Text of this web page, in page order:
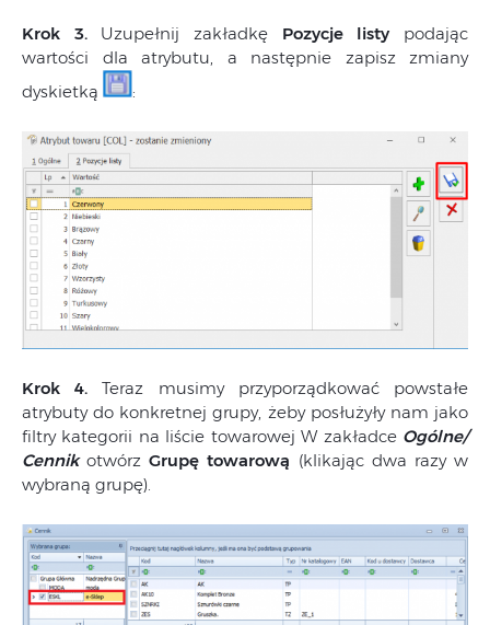
Krok 3.Uzupełnij zakładkę Pozycje listy podając
wartości dla atrybutu, a następnie zapisz zmiany
dyskietką
:
Krok 4. Teraz musimy przyporządkować powstałe
atrybuty do konkretnej grupy, żeby posłużyły nam jako
filtry kategorii na liście towarowej W zakładce Ogólne/
CennikotwórzGrupę towarową (klikając dwa razy w
wybraną grupę).